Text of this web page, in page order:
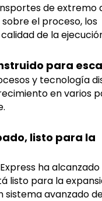
de extremo
el proceso, los
de la
para
y tecnología
en varios
listo para la
ha
listo para la
sistema avanzado